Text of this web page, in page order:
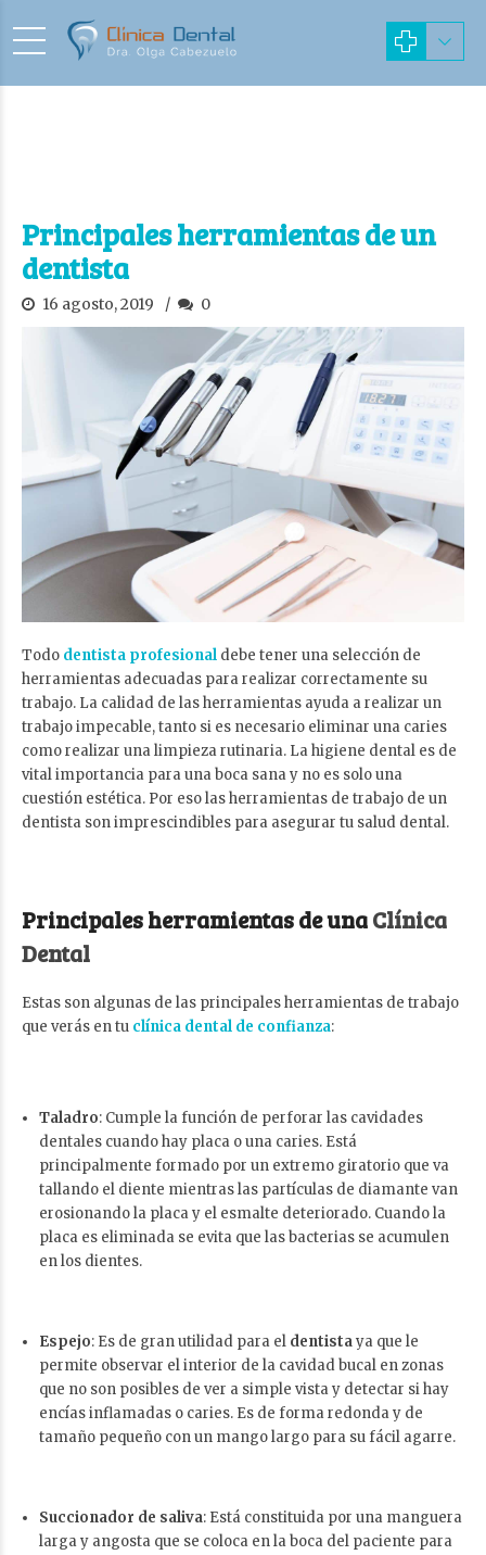
Principales herramientas de un
dentista
16 agosto, 2019 0
Todo dentista profesional debe tener una selección de
herramientas adecuadas para realizar correctamente su
trabajo. La calidad de las herramientas ayuda a realizar un
trabajo impecable, tanto si es necesario eliminar una caries
como realizar una limpieza rutinaria. La higiene dental es de
vital importancia para una boca sana y no es solo una
cuestión estética. Por eso las herramientas de trabajo de un
dentista son imprescindibles para asegurar tu salud dental.
Principales herramientas de unaClínica
Dental
Estas son algunas de las principales herramientas de trabajo
que verás en tu clínica dental de confianza:
Taladro: Cumple la función de perforar las cavidades
dentales cuando hay placa o una caries. Está
principalmente formado por un extremo giratorio que va
tallando el diente mientras las partículas de diamante van
erosionando la placa y el esmalte deteriorado. Cuando la
placa es eliminada se evita que las bacterias se acumulen
en los dientes.
Espejo: Es de gran utilidad para el dentistaya que le
permite observar el interior de la cavidad bucal en zonas
que no son posibles de ver a simple vista y detectar si hay
encías inflamadas o caries. Es de forma redonda y de
tamaño pequeño con un mango largo para su fácil agarre.
Succionador de saliva: Está constituida por una manguera
larga y angosta que se coloca en la boca del paciente para